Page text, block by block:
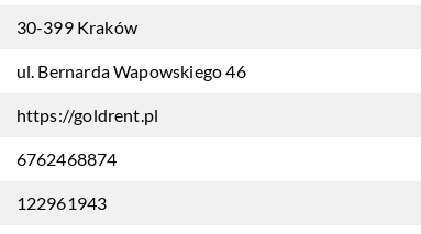
30-399 Kraków
ul. Bernarda Wapowskiego 46
https://goldrent.pl
6762468874
122961943